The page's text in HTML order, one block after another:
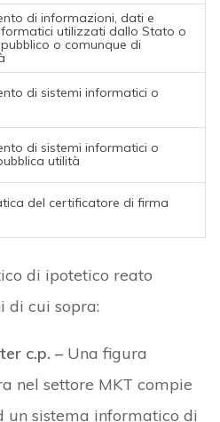
di informazioni, dati e
utilizzati dallo Stato o
o comunque di
di sistemi informatici o
di sistemi informatici o
utilità
del certificatore di firma
di ipotetico reato
di cui sopra:
c.p. – Una figura
nel settore MKT compie
un sistema informatico di